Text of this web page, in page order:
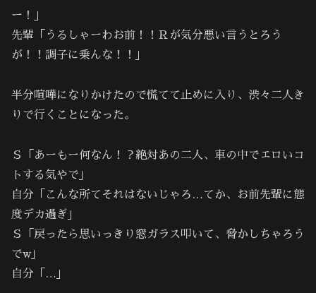
ー！」
先輩「うるしゃーわお前！！Ｒが気分悪い言うとろう
が！！調子に乗んな！！｣
半分喧嘩になりかけたので慌てて止めに入り、渋々二人き
りで行くことになった。
Ｓ「あーもー何なん！？絶対あの二人、車の中でエロいコ
トする気やで｣
自分「こんな所てそれはないじゃろ…てか、お前先輩に態
度デカ過ぎ｣
Ｓ「戻ったら思いっきり窓ガラス叩いて、脅かしちゃろう
でw｣
自分「…｣